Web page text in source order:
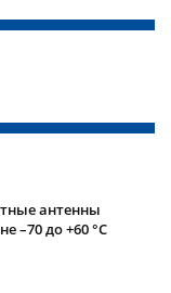
антенны
–70 до +60 °С